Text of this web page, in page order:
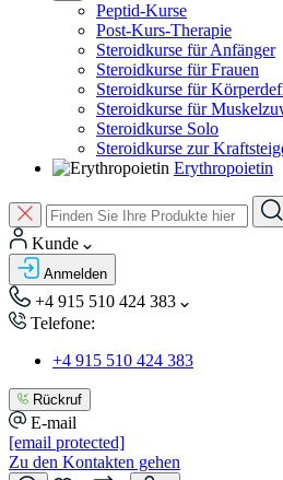
Peptid-Kurse
Post-Kurs-Therapie
Steroidkurse für Anfänger
Steroidkurse für Frauen
Steroidkurse für
Steroidkurse für
Steroidkurse Solo
Steroidkurse zur
Erythropoietin
Kunde
Anmelden
+4 915 510 424 383
Telefone:
+4 915 510 424 383
Rückruf
E-mail
[email protected]
Zu den Kontakten gehen